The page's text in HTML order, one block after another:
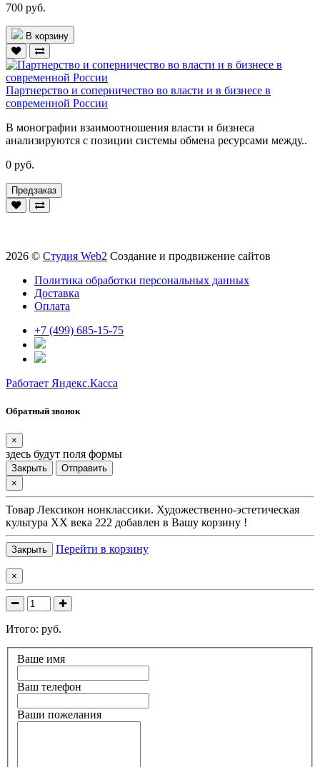
700 руб.
В корзину
Партнерство и соперничество во власти и в бизнесе в
современной России
В монографии взаимоотношения власти и бизнеса
анализируются с позиции системы обмена ресурсами между..
0 руб.
Предзаказ
2026 © Студия Web2 Создание и продвижение сайтов
Политика обработки персональных данных
Доставка
Оплата
+7 (499) 685-15-75
Работает Яндекс.Касса
Обратный звонок
×
здесь будут поля формы
Закрыть
Отправить
×
Товар Лексикон нонклассики. Художественно-эстетическая
культура XX века 222 добавлен в Вашу корзину !
Закрыть Перейти в корзину
×
Итого: руб.
Ваше имя
Ваш телефон
Ваши пожелания